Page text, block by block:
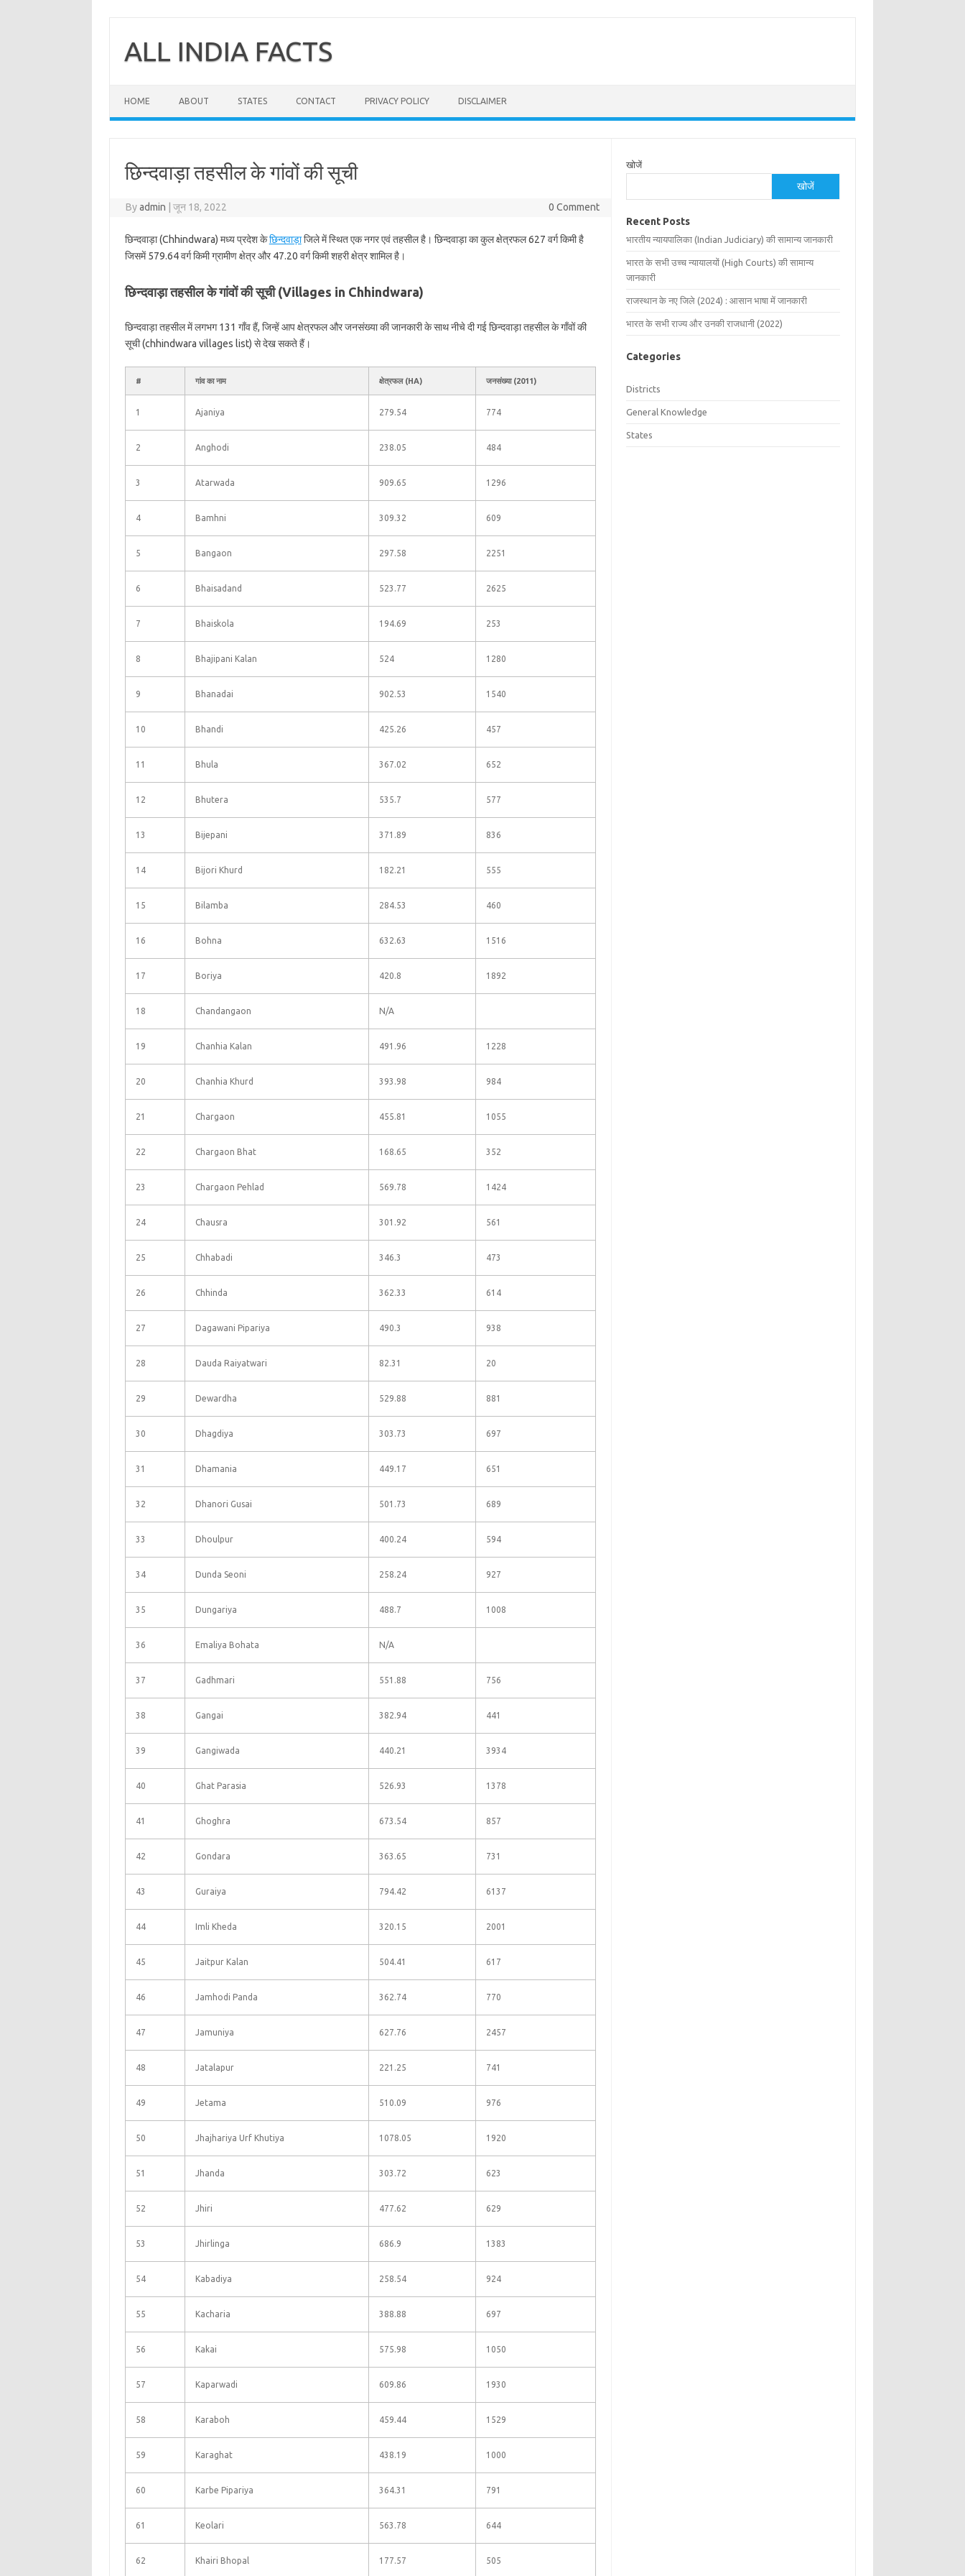
contentALL INDIA FACTS
HOME ABOUT STATES CONTACT PRIVACY POLICY DISCLAIMER
छिन्दवाड़ा तहसील के गांवों की सूची
Byadmin जून 18, 2022 0 Comment
छिन्दवाड़ा (Chhindwara) मध्य प्रदेश केछिन्दवाड़ाजिले में स्थित एक नगर एवं तहसील है। छिन्दवाड़ा का कुल क्षेत्रफल 627 वर्ग किमी है
जिसमें 579.64 वर्ग किमी ग्रामीण क्षेत्र और 47.20 वर्ग किमी शहरी क्षेत्र शामिल है।
छिन्दवाड़ा तहसील के गांवों की सूची (Villages in Chhindwara)
छिन्दवाड़ा तहसील में लगभग 131 गाँव हैं, जिन्हें आप क्षेत्रफल और जनसंख्या की जानकारी के साथ नीचे दी गई छिन्दवाड़ा तहसील के गाँवों की
सूची (chhindwara villages list) से देख सकते हैं।
# गांव का नाम क्षेत्रफल (HA) जनसंख्या (2011)
1 Ajaniya 279.54 774
2 Anghodi 238.05 484
3 Atarwada 909.65 1296
4 Bamhni 309.32 609
5 Bangaon 297.58 2251
6 Bhaisadand 523.77 2625
7 Bhaiskola 194.69 253
8 Bhajipani Kalan 524 1280
9 Bhanadai 902.53 1540
10 Bhandi 425.26 457
11 Bhula 367.02 652
12 Bhutera 535.7 577
13 Bijepani 371.89 836
14 Bijori Khurd 182.21 555
15 Bilamba 284.53 460
16 Bohna 632.63 1516
17 Boriya 420.8 1892
18 Chandangaon N/A
19 Chanhia Kalan 491.96 1228
20 Chanhia Khurd 393.98 984
21 Chargaon 455.81 1055
22 Chargaon Bhat 168.65 352
23 Chargaon Pehlad 569.78 1424
24 Chausra 301.92 561
25 Chhabadi 346.3 473
26 Chhinda 362.33 614
27 Dagawani Pipariya 490.3 938
28 Dauda Raiyatwari 82.31 20
29 Dewardha 529.88 881
30 Dhagdiya 303.73 697
31 Dhamania 449.17 651
32 Dhanori Gusai 501.73 689
33 Dhoulpur 400.24 594
34 Dunda Seoni 258.24 927
35 Dungariya 488.7 1008
36 Emaliya Bohata N/A
37 Gadhmari 551.88 756
38 Gangai 382.94 441
39 Gangiwada 440.21 3934
40 Ghat Parasia 526.93 1378
41 Ghoghra 673.54 857
42 Gondara 363.65 731
43 Guraiya 794.42 6137
44 Imli Kheda 320.15 2001
45 Jaitpur Kalan 504.41 617
46 Jamhodi Panda 362.74 770
47 Jamuniya 627.76 2457
48 Jatalapur 221.25 741
49 Jetama 510.09 976
50 Jhajhariya Urf Khutiya 1078.05 1920
51 Jhanda 303.72 623
52 Jhiri 477.62 629
53 Jhirlinga 686.9 1383
54 Kabadiya 258.54 924
55 Kacharia 388.88 697
56 Kakai 575.98 1050
57 Kaparwadi 609.86 1930
58 Karaboh 459.44 1529
59 Karaghat 438.19 1000
60 Karbe Pipariya 364.31 791
61 Keolari 563.78 644
62 Khairi Bhopal 177.57 505
खोजें
खोजें
Recent Posts
भारतीय न्यायपालिका (Indian Judiciary) की सामान्य जानकारी
भारत के सभी उच्च न्यायालयों (High Courts) की सामान्य
जानकारी
राजस्थान के नए जिले (2024) : आसान भाषा में जानकारी
भारत के सभी राज्य और उनकी राजधानी (2022)
Categories
Districts
General Knowledge
States